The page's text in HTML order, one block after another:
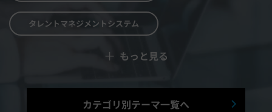
タレントマネジメントシステム
Web面接システム
シフト管理システム
＋ もっと見る
カテゴリ別テーマ一覧へ